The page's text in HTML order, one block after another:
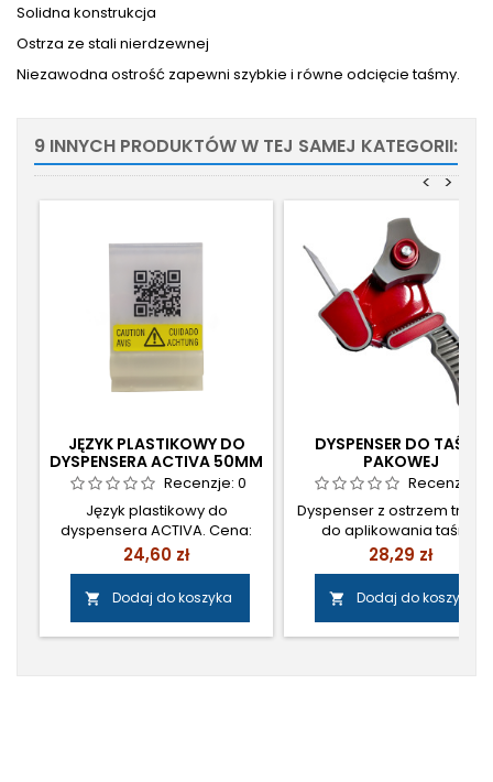
Solidna konstrukcja
Ostrza ze stali nierdzewnej
Niezawodna ostrość zapewni szybkie i równe odcięcie taśmy.
9 INNYCH PRODUKTÓW W TEJ SAMEJ KATEGORII:
>
<
JĘZYK PLASTIKOWY DO
DYSPENSERA ACTIVA 50MM
Recenzje: 0
Język plastikowy do
dyspensera ACTIVA. Cena:
20,00 zł netto/szt.
Cena
24,60 zł
 Dodaj do koszyka
DYSPENSER DO TAŚMY
PAKOWEJ
Recenzje:
Dyspenser z ostrzem
do aplikowania taśmy
pakowej. Posiada
ergonomiczną rączkę do
trzymania. Obsługuje
szerokości do 50mm.
23zł netto/szt.
Cena
28,29 zł
 Dodaj do koszyka